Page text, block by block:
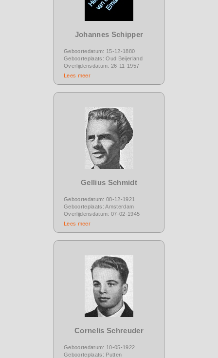
Johannes Schipper
Geboortedatum: 15-12-1880
Geboorteplaats: Oud Beijerland
Overlijdensdatum: 26-11-1957
Lees meer
Gellius Schmidt
Geboortedatum: 08-12-1921
Geboorteplaats: Amsterdam
Overlijdensdatum: 07-02-1945
Lees meer
Cornelis Schreuder
Geboortedatum: 10-05-1922
Geboorteplaats: Putten